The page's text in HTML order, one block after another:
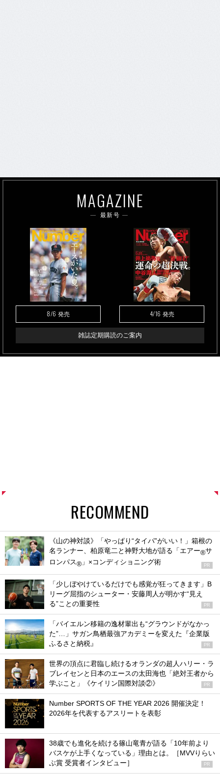
MAGAZINE
最新号
8/6 発売 4/16 発売
雑誌定期購読のご案内
RECOMMEND
《山の神対談》「やっぱり“タイパ”がいい！」箱根の
名ランナー、柏原竜二と神野大地が語る「エアー®サ
ロンパス® 」×コンディショニング術 PR
「少しぼやけているだけでも感覚が狂ってきます」B
リーグ屈指のシューター・安藤周人が明かす“見え
る”ことの重要性
PR
「バイエルン移籍の逸材輩出も“グラウンドがなかっ
た”…」サガン鳥栖最強アカデミーを変えた『企業版
ふるさと納税』
PR
世界の頂点に君臨し続けるオランダの超人ハリー・ラ
ブレイセンと日本のエースの太田海也「絶対王者から
学ぶこと」《ケイリン国際対談②》
PR
Number SPORTS OF THE YEAR 2026 開催決定！
2026年を代表するアスリートを表彰
38歳でも進化を続ける篠山竜青が語る「10年前より
バスケが上手くなっている」理由とは。［MVVりらい
ぶ賞 受賞者インタビュー］
PR